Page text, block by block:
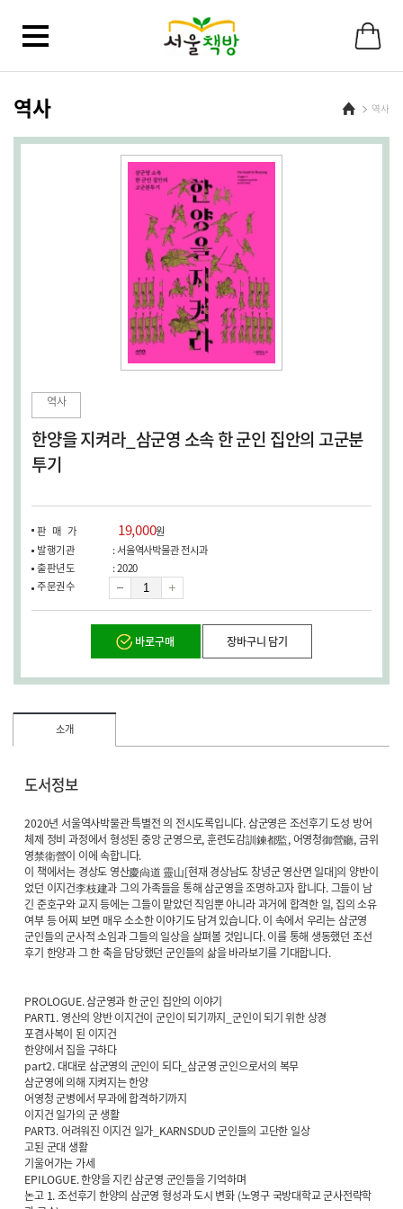
메
역사 Home역사
역사
한양을 지켜라_삼군영 소속 한 군인 집안의 고군분
투기
판매가 19,000원
발행기관
: 서울역사박물관 전시과
출판년도
: 2020
주문권수
량
바로구매 장바구니 담기
소개
도서정보
2020년 서울역사박물관 특별전 의 전시도록입니다. 삼군영은 조선후기 도성 방어
체제 정비 과정에서 형성된 중앙 군영으로, 훈련도감訓鍊都監, 어영청御營廳, 금위
영禁衛營이 이에 속합니다.
이 책에서는 경상도 영산慶尙道 靈山[현재 경상남도 창녕군 영산면 일대]의 양반이
었던 이지건李枝建과 그의 가족들을 통해 삼군영을 조명하고자 합니다. 그들이 남
긴 준호구와 교지 등에는 그들이 맡았던 직임뿐 아니라 과거에 합격한 일, 집의 소유
여부 등 어찌 보면 매우 소소한 이야기도 담겨 있습니다. 이 속에서 우리는 삼군영
군인들의 군사적 소임과 그들의 일상을 살펴볼 것입니다. 이를 통해 생동했던 조선
후기 한양과 그 한 축을 담당했던 군인들의 삶을 바라보기를 기대합니다.
PROLOGUE. 삼군영과 한 군인 집안의 이야기
PART1. 영산의 양반 이지건이 군인이 되기까지_군인이 되기 위한 상경
포겸사복이 된 이지건
한양에서 집을 구하다
part2. 대대로 삼군영의 군인이 되다_삼군영 군인으로서의 복무
삼군영에 의해 지켜지는 한양
어영청 군병에서 무과에 합격하기까지
이지건 일가의 군 생활
PART3. 어려워진 이지건 일가_KARNSDUD 군인들의 고단한 일상
고된 군대 생활
기울어가는 가세
EPILOGUE. 한양을 지킨 삼군영 군인들을 기억하며
논고 1. 조선후기 한양의 삼군영 형성과 도시 변화 (노영구 국방대학교 군사전략학